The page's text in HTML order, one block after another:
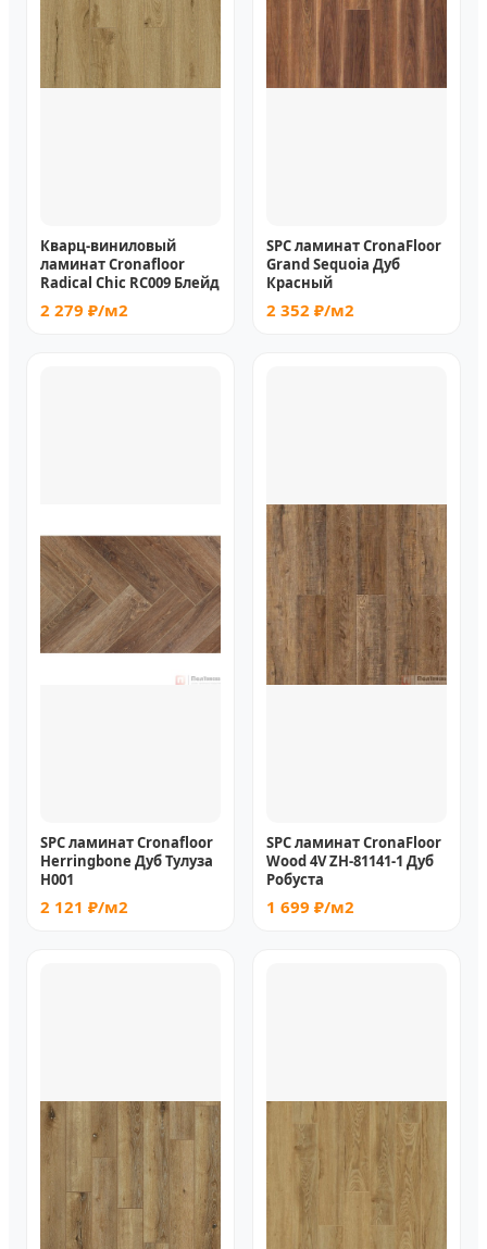
Кварц-виниловый
ламинат Cronafloor
Radical Chic RC009 Блейд
2 279 ₽/м2
SPC ламинат CronaFloor
Grand Sequoia Дуб
Красный
2 352 ₽/м2
SPC ламинат Cronafloor
Herringbone Дуб Тулуза
H001
2 121 ₽/м2
SPC ламинат CronaFloor
Wood 4V ZH-81141-1 Дуб
Робуста
1 699 ₽/м2